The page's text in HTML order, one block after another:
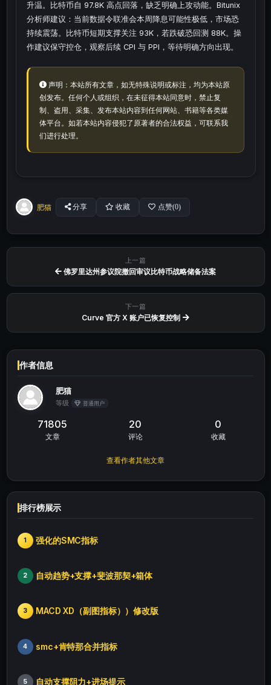
升温。比特币自 97.8K 高点回落，缺乏明确上攻动能。Bitunix
分析师建议：当前数据令联准会本周降息可能性极低，市场恐
持续震荡。比特币短期支撑关注 93K，若跌破恐回测 88K。操
作建议保守控仓，观察后续 CPI 与 PPI，等待明确方向出现。
声明：本站所有文章，如无特殊说明或标注，均为本站原
创发布。任何个人或组织，在未征得本站同意时，禁止复
制、盗用、采集、发布本站内容到任何网站、书籍等各类媒
体平台。如若本站内容侵犯了原著者的合法权益，可联系我
们进行处理。
肥猫 分享 收藏 点赞(0)
上一篇
佛罗里达州参议院撤回审议比特币战略储备法案
下一篇
Curve 官方 X 账户已恢复控制
作者信息
肥猫
等级 普通用户
71805
文章
20
评论
0
收藏
查看作者其他文章
排行榜展示
1 强化的SMC指标
2 自动趋势+支撑+斐波那契+箱体
3 MACD XD（副图指标））修改版
4 smc+肯特那合并指标
5 自动支撑阻力+进场提示